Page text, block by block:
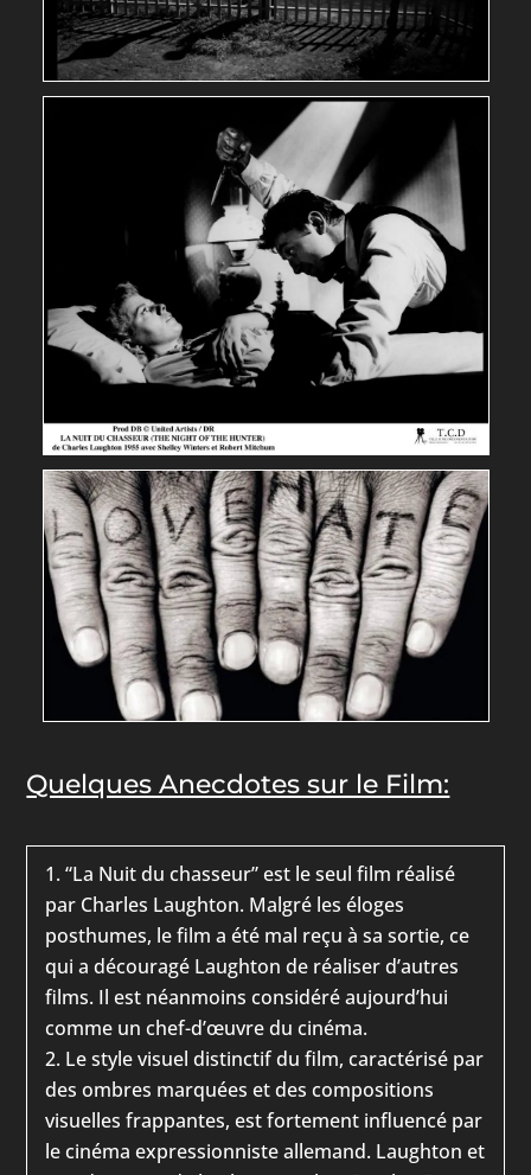
Quelques Anecdotes sur le Film:
“La Nuit du chasseur” est le seul film réalisé
par Charles Laughton. Malgré les éloges
posthumes, le film a été mal reçu à sa sortie, ce
qui a découragé Laughton de réaliser d’autres
films. Il est néanmoins considéré aujourd’hui
comme un chef-d’œuvre du cinéma.
Le style visuel distinctif du film, caractérisé par
des ombres marquées et des compositions
visuelles frappantes, est fortement influencé par
le cinéma expressionniste allemand. Laughton et